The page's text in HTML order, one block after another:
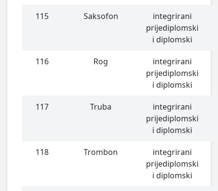
115 Saksofon
integrirani
prijediplomski
i diplomski
116 Rog
integrirani
prijediplomski
i diplomski
117 Truba
integrirani
prijediplomski
i diplomski
118 Trombon
integrirani
prijediplomski
i diplomski